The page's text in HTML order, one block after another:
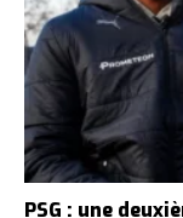
PSG : une